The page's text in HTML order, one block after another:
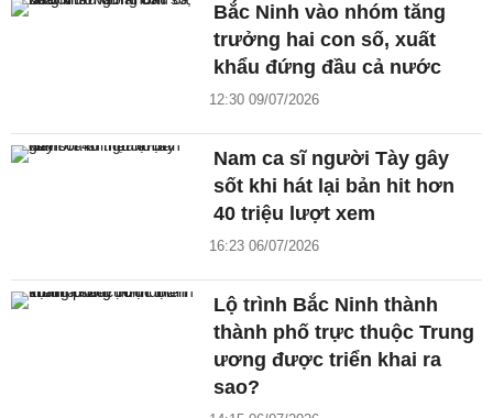
Bắc Ninh vào nhóm tăng
trưởng hai con số, xuất
khẩu đứng đầu cả nước
12:30 09/07/2026
Nam ca sĩ người Tày gây
sốt khi hát lại bản hit hơn
40 triệu lượt xem
16:23 06/07/2026
Lộ trình Bắc Ninh thành
thành phố trực thuộc Trung
ương được triển khai ra
sao?